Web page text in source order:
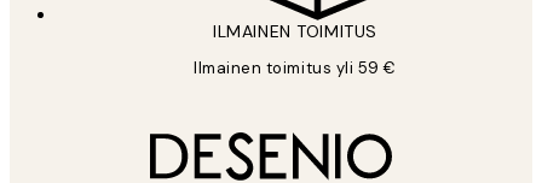
ILMAINEN TOIMITUS
Ilmainen toimitus yli 59 €